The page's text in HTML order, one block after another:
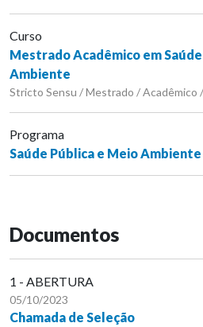
Curso
Mestrado Acadêmico em
Ambiente
Stricto Sensu / Mestrado / Acadêmico
Programa
Saúde Pública e Meio
Documentos
1 - ABERTURA
05/10/2023
Chamada de Seleção